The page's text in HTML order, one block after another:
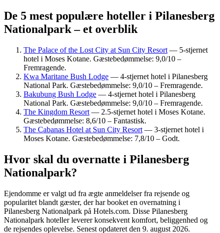
De 5 mest populære hoteller i Pilanesberg
Nationalpark – et overblik
The Palace of the Lost City at Sun City Resort — 5-stjernet
hotel i Moses Kotane. Gæstebedømmelse: 9,0/10 –
Fremragende.
Kwa Maritane Bush Lodge — 4-stjernet hotel i Pilanesberg
National Park. Gæstebedømmelse: 9,0/10 – Fremragende.
Bakubung Bush Lodge — 4-stjernet hotel i Pilanesberg
National Park. Gæstebedømmelse: 9,0/10 – Fremragende.
The Kingdom Resort — 2.5-stjernet hotel i Moses Kotane.
Gæstebedømmelse: 8,6/10 – Fantastisk.
The Cabanas Hotel at Sun City Resort — 3-stjernet hotel i
Moses Kotane. Gæstebedømmelse: 7,8/10 – Godt.
Hvor skal du overnatte i Pilanesberg
Nationalpark?
Ejendomme er valgt ud fra ægte anmeldelser fra rejsende og
popularitet blandt gæster, der har booket en overnatning i
Pilanesberg Nationalpark på Hotels.com. Disse Pilanesberg
Nationalpark hoteller leverer konsekvent komfort, beliggenhed og
de rejsendes oplevelse. Senest opdateret den 9. august 2026.